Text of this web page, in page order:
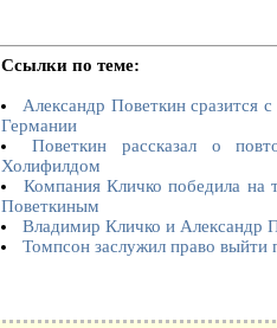
Ссылки по теме:
Александр Поветкин сразится
Германии
Поветкин рассказал о
Холифилдом
Компания Кличко победила на
Поветкиным
Владимир Кличко и Александр
Томпсон заслужил право выйти